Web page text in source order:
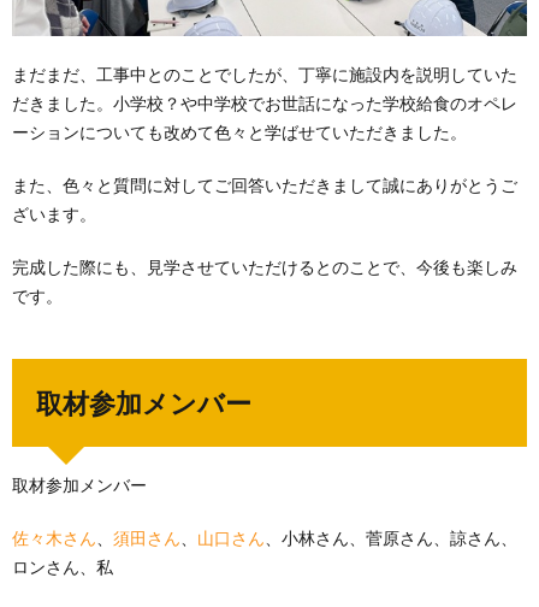
まだまだ、工事中とのことでしたが、丁寧に施設内を説明していた
だきました。小学校？や中学校でお世話になった学校給食のオペレ
ーションについても改めて色々と学ばせていただきました。
また、色々と質問に対してご回答いただきまして誠にありがとうご
ざいます。
完成した際にも、見学させていただけるとのことで、今後も楽しみ
です。
取材参加メンバー
取材参加メンバー
佐々木さん 須田さん 山口さん 、小林さん、菅原さん、諒さん、
ロンさん、私